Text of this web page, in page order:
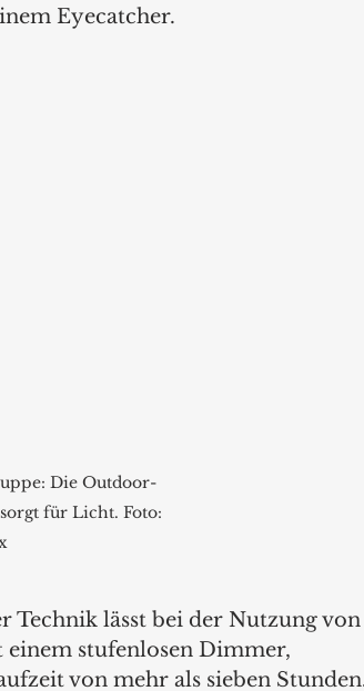
Eyecatcher.
Die Outdoor-
für Licht. Foto:
Technik lässt bei der Nutzung von
stufenlosen Dimmer,
von mehr als sieben